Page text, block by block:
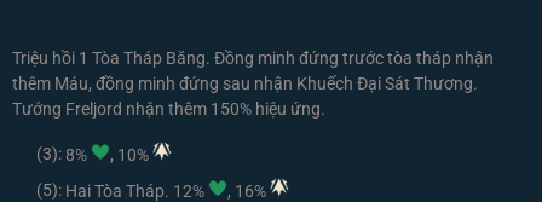
Triệu hồi 1 Tòa Tháp Băng. Đồng minh đứng trước tòa tháp nhận
thêm Máu, đồng minh đứng sau nhận Khuếch Đại Sát Thương.
Tướng Freljord nhận thêm 150% hiệu ứng.
(3): 8%
, 10%
(5): Hai Tòa Tháp. 12%
, 16%